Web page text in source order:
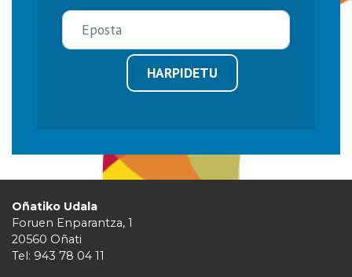
HARPIDETU
Oñatiko Udala
Foruen Enparantza, 1
20560 Oñati
Tel: 943 78 04 11